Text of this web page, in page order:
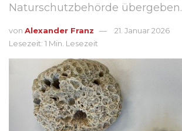
Naturschutzbehörde übergeben.
von Alexander Franz
21. Januar 2026
Lesezeit: 1 Min. Lesezeit